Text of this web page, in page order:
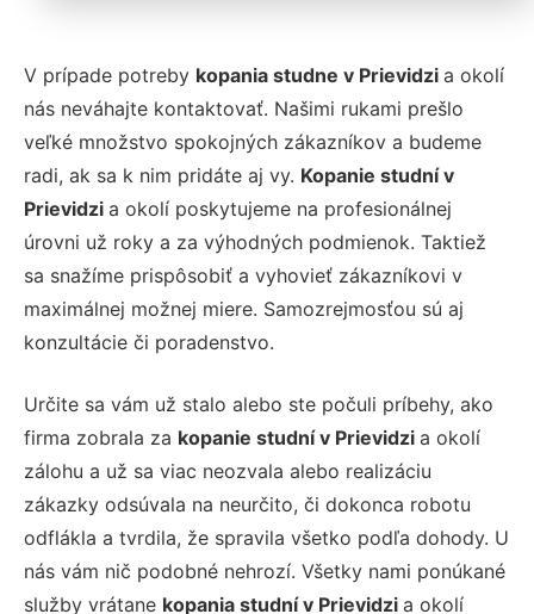
V prípade potreby kopania studne v Prievidzi a okolí
nás neváhajte kontaktovať. Našimi rukami prešlo
veľké množstvo spokojných zákazníkov a budeme
radi, ak sa k nim pridáte aj vy. Kopanie studní v
Prievidzi a okolí poskytujeme na profesionálnej
úrovni už roky a za výhodných podmienok. Taktiež
sa snažíme prispôsobiť a vyhovieť zákazníkovi v
maximálnej možnej miere. Samozrejmosťou sú aj
konzultácie či poradenstvo.
Určite sa vám už stalo alebo ste počuli príbehy, ako
firma zobrala za kopanie studní v Prievidzi a okolí
zálohu a už sa viac neozvala alebo realizáciu
zákazky odsúvala na neurčito, či dokonca robotu
odflákla a tvrdila, že spravila všetko podľa dohody. U
nás vám nič podobné nehrozí. Všetky nami ponúkané
služby vrátane kopania studní v Prievidzi a okolí